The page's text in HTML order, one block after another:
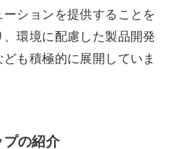
ションを提供することを
環境に配慮した製品開発
も積極的に展開していま
プの紹介